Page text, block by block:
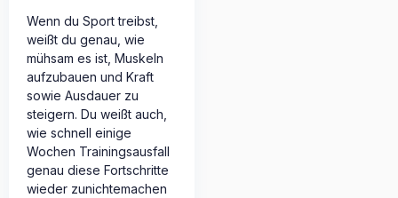
Wenn du Sport treibst,
weißt du genau, wie
mühsam es ist, Muskeln
aufzubauen und Kraft
sowie Ausdauer zu
steigern. Du weißt auch,
wie schnell einige
Wochen Trainingsausfall
genau diese Fortschritte
wieder zunichtemachen